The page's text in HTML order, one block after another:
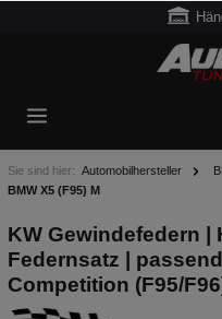
Sie sind hier: Automobilhersteller
BMW X5 (F95) M
KW Gewindefedern
Federnsatz |
Competition (F95/